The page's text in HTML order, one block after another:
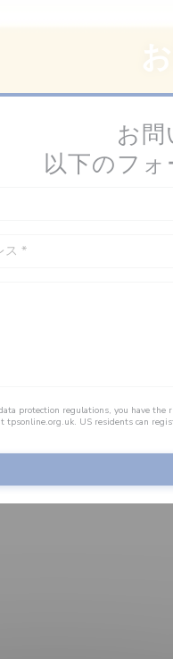
お問
以下のフォ
protection regulations, you have
tpsonline.org.uk. US residents can